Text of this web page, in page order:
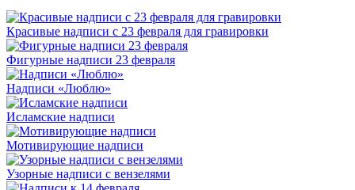
Красивые надписи с 23 февраля для гравировки
Фигурные надписи 23 февраля
Надписи «Люблю»
Исламские надписи
Мотивирующие надписи
Узорные надписи с вензелями